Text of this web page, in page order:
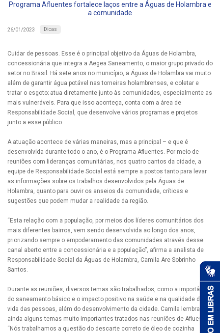
Programa Afluentes fortalece laços entre a Águas de Holambra e
a comunidade
26/01/2023 Dicas
Cuidar de pessoas. Esse é o principal objetivo da Águas de Holambra,
concessionária que integra a Aegea Saneamento, o maior grupo privado do
setor no Brasil. Há sete anos no município, a Águas de Holambra vai muito
além de garantir água potável nas torneiras holambrenses, e coletar e
tratar o esgoto; atua diretamente junto às comunidades, especialmente as
mais vulneráveis. Para que isso aconteça, conta com a área de
Responsabilidade Social, que desenvolve vários programas e projetos
junto a esse público.
A atuação acontece de várias maneiras, mas a principal – e que é
desenvolvida durante todo o ano, é o Programa Afluentes. Por meio de
reuniões com lideranças comunitárias, nos quatro cantos da cidade, a
equipe de Responsabilidade Social está sempre a postos tanto para levar
as informações sobre os trabalhos desenvolvidos pela Águas de
Holambra, quanto para ouvir os anseios da comunidade, críticas e
sugestões que podem mudar a realidade da região.
“Esta relação com a população, por meios dos líderes comunitários dos
mais diferentes bairros, vem sendo desenvolvida ao longo dos anos,
priorizando sempre o empoderamento das comunidades através desse
canal aberto entre a concessionária e a população”, afirma a analista de
Responsabilidade Social da Águas de Holambra, Camila Are Sobrinho
Santos.
Durante as reuniões, diversos temas são trabalhados, como a importância
do saneamento básico e o impacto positivo na saúde e na qualidade de
vida das pessoas, além do desenvolvimento da cidade. Camila lembra
ainda alguns temas muito importantes tratados nas reuniões de Afluentes.
“Nós trabalhamos a questão do descarte correto de óleo de cozinha